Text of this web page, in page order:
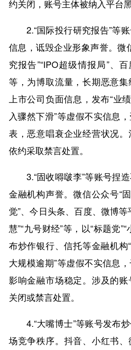
约关闭，账号主体被纳入平台
2.“国际投行研究报告”等
信息，诋毁企业形象声誉。微
究报告”“IPO超级情报局”、
等，为博取流量，长期恶意
上市公司负面信息，发布“业
入骤然下滑”等虚假不实信息
表，恶意唱衰企业经营状况
依约采取禁言处置。
3.“固收嘚啵李”等账号捏
金融机构声誉。微信公众号“
觉”、今日头条、百度、微博
慧”“九号财经”等，以“标题党
布炒作银行、信托等金融机构
大规模逾期”等虚假不实信息
影响金融市场稳定。涉及的
关闭或禁言处置。
4.“大嘴博士”等账号发布
场竞争秩序。抖音、小红书